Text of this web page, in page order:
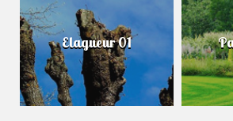
Elagueur 01